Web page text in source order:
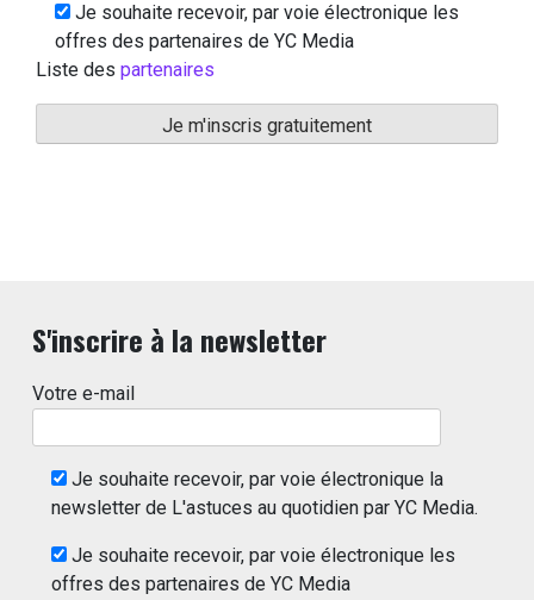
Je souhaite recevoir, par voie électronique les
offres des partenaires de YC Media
Liste des partenaires
S'inscrire à la newsletter
Votre e-mail
Je souhaite recevoir, par voie électronique la
newsletter de L'astuces au quotidien par YC Media.
Je souhaite recevoir, par voie électronique les
offres des partenaires de YC Media